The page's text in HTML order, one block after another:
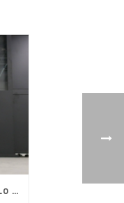
SZERVERTEREM-ÉPÍTÉS ANGELO MÓDRA